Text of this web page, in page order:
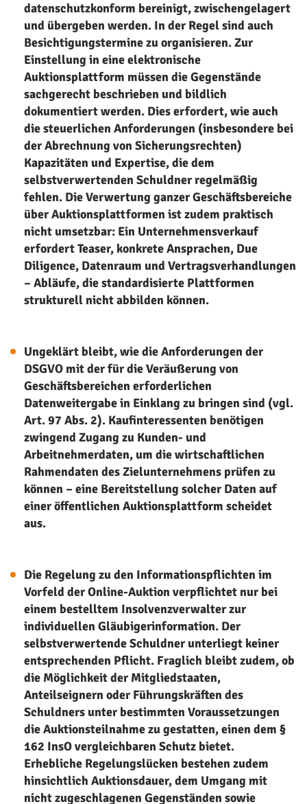
datenschutzkonform bereinigt, zwischengelagert
und übergeben werden. In der Regel sind auch
Besichtigungstermine zu organisieren. Zur
Einstellung in eine elektronische
Auktionsplattform müssen die Gegenstände
sachgerecht beschrieben und bildlich
dokumentiert werden. Dies erfordert, wie auch
die steuerlichen Anforderungen (insbesondere bei
der Abrechnung von Sicherungsrechten)
Kapazitäten und Expertise, die dem
selbstverwertenden Schuldner regelmäßig
fehlen. Die Verwertung ganzer Geschäftsbereiche
über Auktionsplattformen ist zudem praktisch
nicht umsetzbar: Ein Unternehmensverkauf
erfordert Teaser, konkrete Ansprachen, Due
Diligence, Datenraum und Vertragsverhandlungen
– Abläufe, die standardisierte Plattformen
strukturell nicht abbilden können.
Ungeklärt bleibt, wie die Anforderungen der
DSGVO mit der für die Veräußerung von
Geschäftsbereichen erforderlichen
Datenweitergabe in Einklang zu bringen sind (vgl.
Art. 97 Abs. 2). Kaufinteressenten benötigen
zwingend Zugang zu Kunden- und
Arbeitnehmerdaten, um die wirtschaftlichen
Rahmendaten des Zielunternehmens prüfen zu
können – eine Bereitstellung solcher Daten auf
einer öffentlichen Auktionsplattform scheidet
aus.
Die Regelung zu den Informationspflichten im
Vorfeld der Online-Auktion verpflichtet nur bei
einem bestelltem Insolvenzverwalter zur
individuellen Gläubigerinformation. Der
selbstverwertende Schuldner unterliegt keiner
entsprechenden Pflicht. Fraglich bleibt zudem, ob
die Möglichkeit der Mitgliedstaaten,
Anteilseignern oder Führungskräften des
Schuldners unter bestimmten Voraussetzungen
die Auktionsteilnahme zu gestatten, einen dem §
162 InsO vergleichbaren Schutz bietet.
Erhebliche Regelungslücken bestehen zudem
hinsichtlich Auktionsdauer, dem Umgang mit
nicht zugeschlagenen Gegenständen sowie